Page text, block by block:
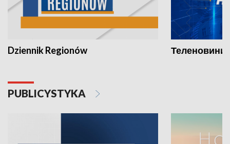
Dziennik Regionów Теленовини
PUBLICYSTYKA